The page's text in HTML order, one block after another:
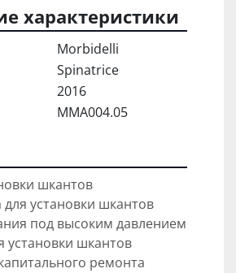
характеристики
Morbidelli
Spinatrice
2016
MMA004.05
шкантов
для установки шкантов
под высоким давлением
установки шкантов
ремонта